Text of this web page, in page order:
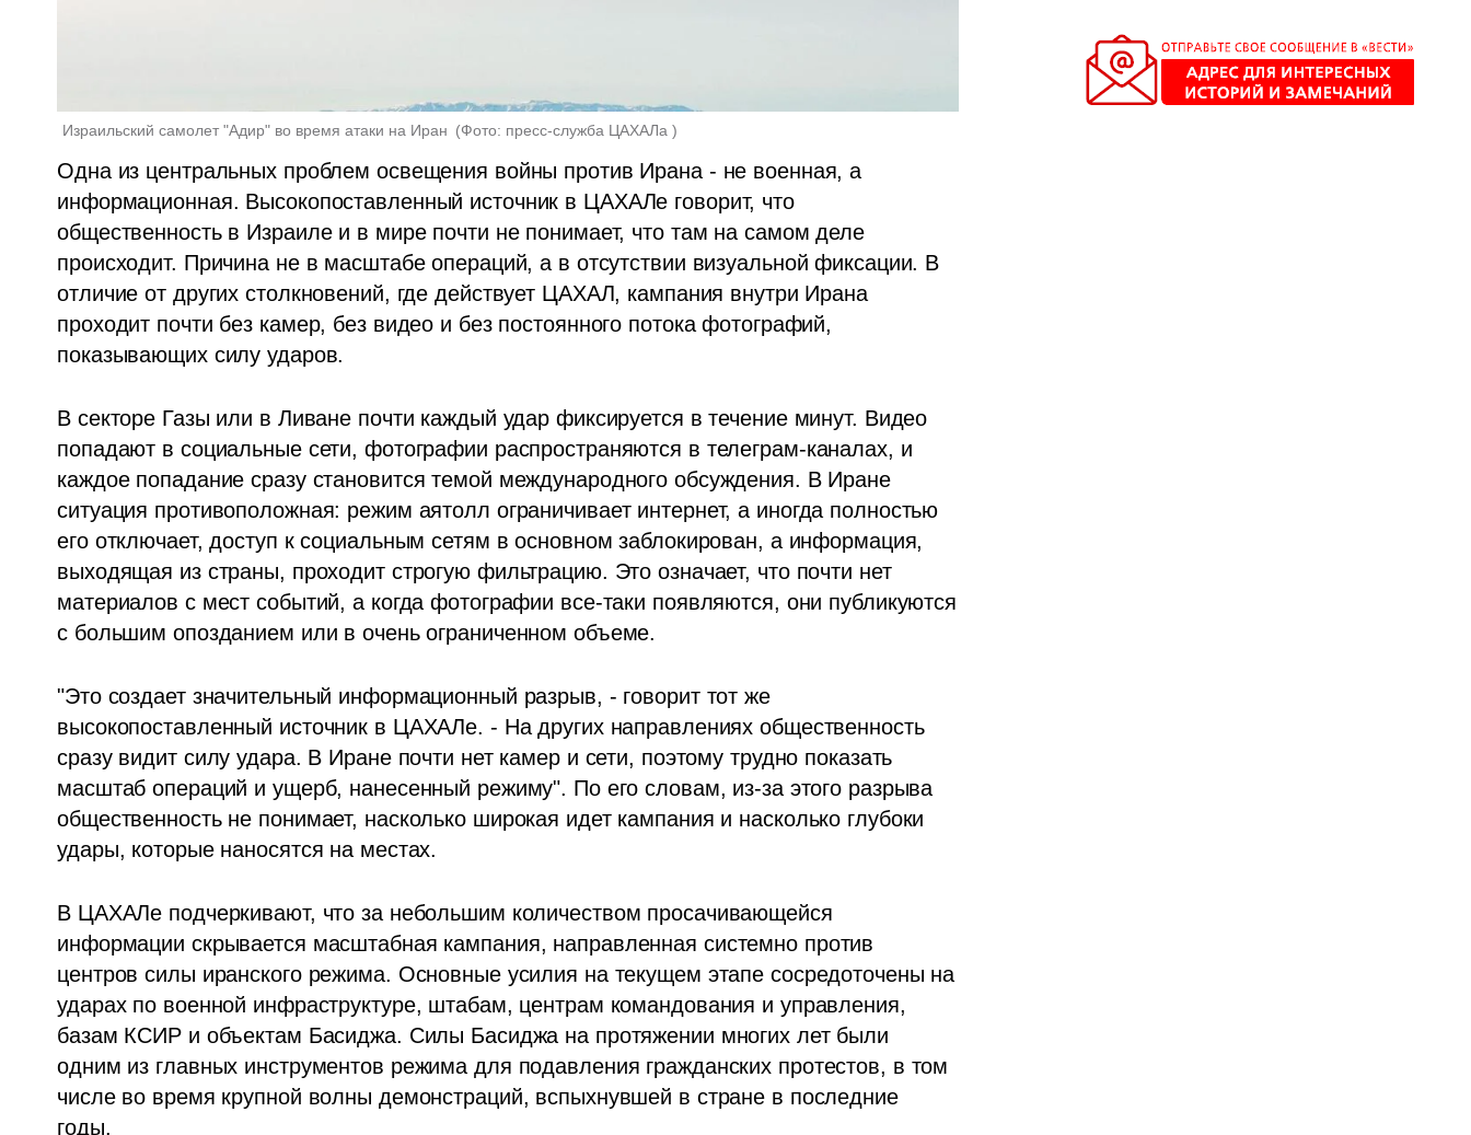
Израильский самолет "Адир" во время атаки на Иран (Фото: пресс-служба ЦАХАЛа )
Одна из центральных проблем освещения войны против Ирана - не военная, а
информационная. Высокопоставленный источник в ЦАХАЛе говорит, что
общественность в Израиле и в мире почти не понимает, что там на самом деле
происходит. Причина не в масштабе операций, а в отсутствии визуальной фиксации. В
отличие от других столкновений, где действует ЦАХАЛ, кампания внутри Ирана
проходит почти без камер, без видео и без постоянного потока фотографий,
показывающих силу ударов.
В секторе Газы или в Ливане почти каждый удар фиксируется в течение минут. Видео
попадают в социальные сети, фотографии распространяются в телеграм-каналах, и
каждое попадание сразу становится темой международного обсуждения. В Иране
ситуация противоположная: режим аятолл ограничивает интернет, а иногда полностью
его отключает, доступ к социальным сетям в основном заблокирован, а информация,
выходящая из страны, проходит строгую фильтрацию. Это означает, что почти нет
материалов с мест событий, а когда фотографии все-таки появляются, они публикуются
с большим опозданием или в очень ограниченном объеме.
"Это создает значительный информационный разрыв, - говорит тот же
высокопоставленный источник в ЦАХАЛе. - На других направлениях общественность
сразу видит силу удара. В Иране почти нет камер и сети, поэтому трудно показать
масштаб операций и ущерб, нанесенный режиму". По его словам, из-за этого разрыва
общественность не понимает, насколько широкая идет кампания и насколько глубоки
удары, которые наносятся на местах.
В ЦАХАЛе подчеркивают, что за небольшим количеством просачивающейся
информации скрывается масштабная кампания, направленная системно против
центров силы иранского режима. Основные усилия на текущем этапе сосредоточены на
ударах по военной инфраструктуре, штабам, центрам командования и управления,
базам КСИР и объектам Басиджа. Силы Басиджа на протяжении многих лет были
одним из главных инструментов режима для подавления гражданских протестов, в том
числе во время крупной волны демонстраций, вспыхнувшей в стране в последние
годы.